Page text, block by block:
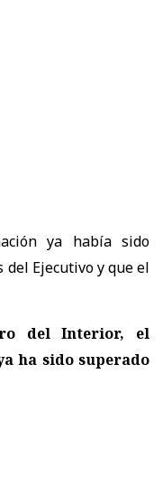
ya había sido
Ejecutivo y que el
del Interior, el
ha sido superado